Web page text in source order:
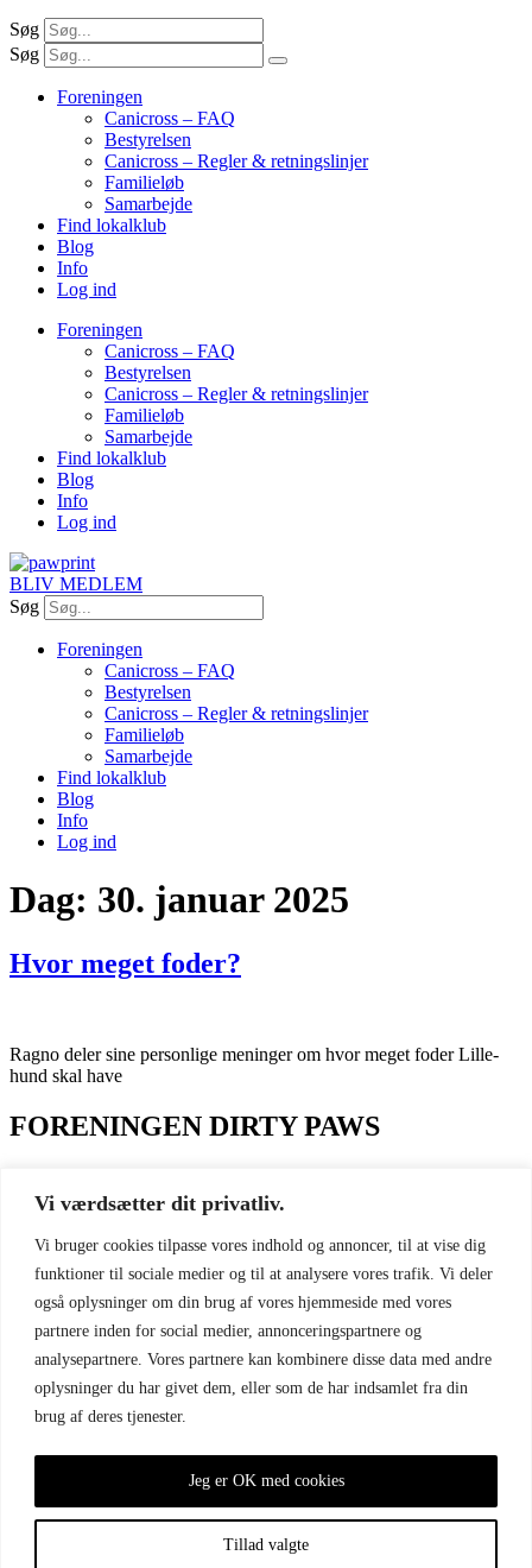
Vi værdsætter dit privatliv.
Vi bruger cookies tilpasse vores indhold og annoncer, til at vise dig
funktioner til sociale medier og til at analysere vores trafik. Vi deler
også oplysninger om din brug af vores hjemmeside med vores
partnere inden for social medier, annonceringspartnere og
analysepartnere. Vores partnere kan kombinere disse data med andre
oplysninger du har givet dem, eller som de har indsamlet fra din
brug af deres tjenester.
Tillad valgte
Jeg er OK med cookies
Søg
Søg
Foreningen
Canicross – FAQ
Bestyrelsen
Canicross – Regler & retningslinjer
Familieløb
Samarbejde
Find lokalklub
Blog
Info
Log ind
Foreningen
Canicross – FAQ
Bestyrelsen
Canicross – Regler & retningslinjer
Familieløb
Samarbejde
Find lokalklub
Blog
Info
Log ind
BLIV MEDLEM
Søg
Foreningen
Canicross – FAQ
Bestyrelsen
Canicross – Regler & retningslinjer
Familieløb
Samarbejde
Find lokalklub
Blog
Info
Log ind
Dag: 30. januar 2025
Hvor meget foder?
Ragno deler sine personlige meninger om hvor meget foder Lille-
hund skal have
FORENINGEN DIRTY PAWS
Medlemsfordele
GENVEJE
Virtuelt klubhus (Facebook)
Løbskalender
SOCIALE MEDIER
KONTAKT